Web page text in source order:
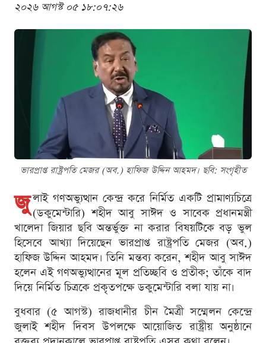
২০২৬ আগস্ট ০৫ ১৮:০৭:২৬
ভারপ্রাপ্ত রাষ্ট্রপতি মেজর (অব.) হাফিজ উদ্দিন আহমদ। ছবি: সংগৃহীত
জু লাই গণঅভ্যুত্থান কেন্দ্র করে নির্মিত একটি প্রামাণ্যচিত্রে
(ডকুমেন্টারি) শহীদ আবু সাঈদ ও সাবেক প্রধানমন্ত্রী
খালেদা জিয়ার ছবি অন্তর্ভুক্ত না করার বিষয়টিকে বড় ভুল
হিসেবে আখ্যা দিয়েছেন ভারপ্রাপ্ত রাষ্ট্রপতি মেজর (অব.)
হাফিজ উদ্দিন আহমদ। তিনি মন্তব্য করেন, শহীদ আবু সাঈদ
হলেন এই গণঅভ্যুত্থানের মূল প্রতিচ্ছবি ও প্রতীক; তাঁকে বাদ
দিয়ে নির্মিত চিত্রকে প্রকৃতপক্ষে ডকুমেন্টারি বলা যায় না।
বুধবার (৫ আগস্ট) রাজধানীর চীন মৈত্রী সম্মেলন কেন্দ্রে
জুলাই শহীদ দিবস উপলক্ষে আয়োজিত রাষ্ট্রীয় অনুষ্ঠানে